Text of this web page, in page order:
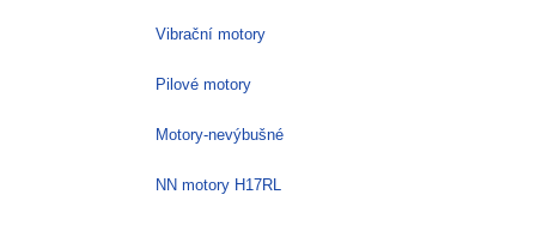
Vibrační motory
Pilové motory
Motory-nevýbušné
NN motory H17RL